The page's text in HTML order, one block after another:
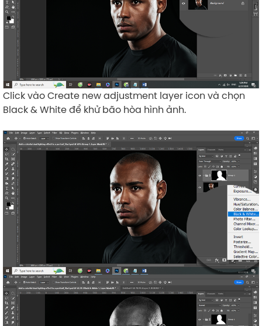
Click vào Create new adjustment layer icon và chọn
Black & White để khử bão hòa hình ảnh.